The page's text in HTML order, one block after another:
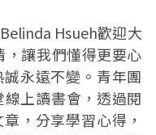
Hsueh歡迎大
讓我們懂得更要心
永遠不變。青年團
上讀書會，透過閱
，分享學習心得，